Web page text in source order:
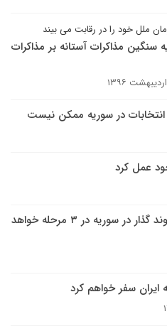
ملل خود را در رقابت می بیند
سنگین مذاکرات آستانه بر مذاکرات
انتخابات در سوریه ممکن نیست
عمل کرد
دی میستورا: روند گذار در سوریه در ۳ مرحله خواهد
ایران سفر خواهم کرد